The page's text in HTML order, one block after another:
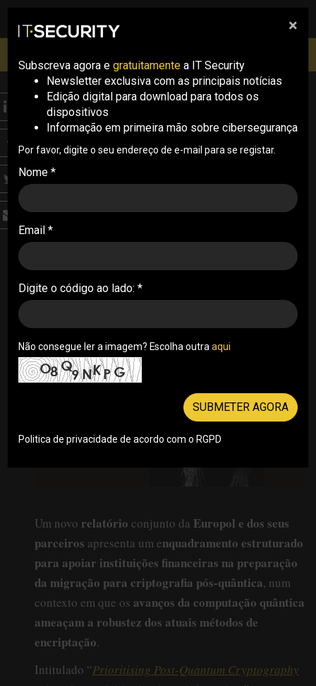
pesquisa
Inscrições abertas
ANALYSIS
Relatório da Europol
define migração para
criptografia pós-
quântica
Um relatório conjunto da Europol propõe uma
abordagem prática para a adoção de criptografia
riscos futuros da computação quântica
Um novo relatório conjunto da Europol e dos seus
parceiros apresenta um enquadramento estruturado
para apoiar instituições financeiras na preparação
da migração para criptografia pós-quântica, num
contexto em que os avanços da computação quântica
ameaçam a robustez dos atuais métodos de
encriptação.
Intitulado “Prioritising Post-Quantum Cryptography
×
Subscreva agora e gratuitamente a IT Security
Newsletter exclusiva com as principais notícias
Edição digital para download para todos os
dispositivos
Informação em primeira mão sobre cibersegurança
Por favor, digite o seu endereço de e-mail para se registar.
Nome *
Email *
Digite o código ao lado: *
Não consegue ler a imagem? Escolha outra aqui
SUBMETER AGORA
Politica de privacidade de acordo com o RGPD